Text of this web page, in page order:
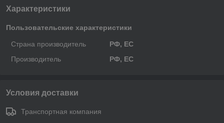
Характеристики
Пользовательские характеристики
Страна производитель
РФ, ЕС
Производитель
РФ, ЕС
Условия доставки
Транспортная компания